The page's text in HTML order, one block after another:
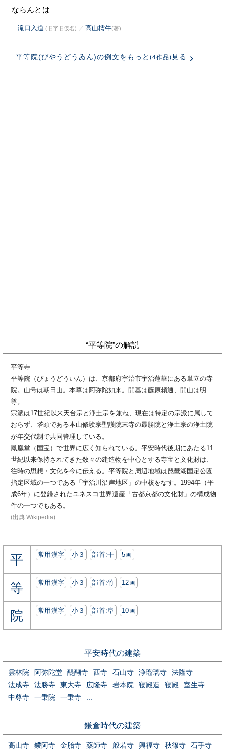
ならんとは
滝口入道 (旧字旧仮名) ／ 高山樗牛(著)
平等院(びやうどうゐん)の例文をもっと (4作品) 見る
“平等院”の解説
平等寺
平等院（びょうどういん）は、京都府宇治市宇治蓮華にある単立の寺
院。山号は朝日山。本尊は阿弥陀如来。開基は藤原頼通、開山は明
尊。
宗派は17世紀以来天台宗と浄土宗を兼ね、現在は特定の宗派に属して
おらず、塔頭である本山修験宗聖護院末寺の最勝院と浄土宗の浄土院
が年交代制で共同管理している。
鳳凰堂（国宝）で世界に広く知られている。平安時代後期にあたる11
世紀以来保持されてきた数々の建造物を中心とする寺宝と文化財は、
往時の思想・文化を今に伝える。平等院と周辺地域は琵琶湖国定公園
指定区域の一つである「宇治川沿岸地区」の中核をなす。1994年（平
成6年）に登録されたユネスコ世界遺産「古都京都の文化財」の構成物
件の一つでもある。
(出典:Wikipedia)
平 常用漢字 小３ 部首:⼲ 5画
等 常用漢字 小３ 部首:⽵ 12画
院 常用漢字 小３ 部首:⾩ 10画
平安時代の建築
雲林院 阿弥陀堂 醍醐寺 西寺 石山寺 浄瑠璃寺
法隆寺
法成寺
法勝寺 東大寺 広隆寺 岩本院 寝殿造 寝殿
室生寺
中尊寺
一乗院 一乗寺 ...
鎌倉時代の建築
高山寺 鑁阿寺 金胎寺 薬師寺 般若寺 興福寺 秋篠寺 石手寺